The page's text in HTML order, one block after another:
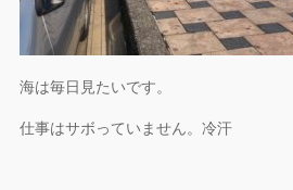
海は毎日見たいです。
仕事はサボっていません。冷汗